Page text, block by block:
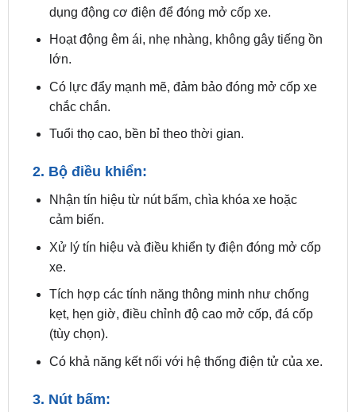
lớn.
Có lực đẩy mạnh mẽ, đảm bảo đóng mở cốp xe
chắc chắn.
Tuổi thọ cao, bền bỉ theo thời gian.
2. Bộ điều khiển:
cảm biến.
Xử lý tín hiệu và điều khiển ty điện đóng mở cốp
xe.
Tích hợp các tính năng thông minh như chống
kẹt, hẹn giờ, điều chỉnh độ cao mở cốp, đá cốp
(tùy chọn).
Có khả năng kết nối với hệ thống điện tử của xe.
3. Nút bấm:
cửa xe hoặc vị trí khác cho phép người dùng